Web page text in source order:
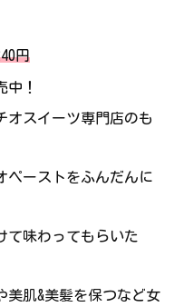
円
！
オスイーツ専門店のも
ペーストをふんだんに
て味わってもらいた
美肌&美髪を保つなど女